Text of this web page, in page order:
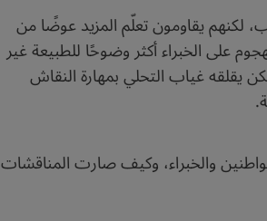
لكنهم يقاومون تعلّم المزيد عوضًا من
على الخبراء أكثر وضوحًا للطبيعة غير
يقلقه غياب التحلي بمهارة النقاش
والخبراء، وكيف صارت المناقشات